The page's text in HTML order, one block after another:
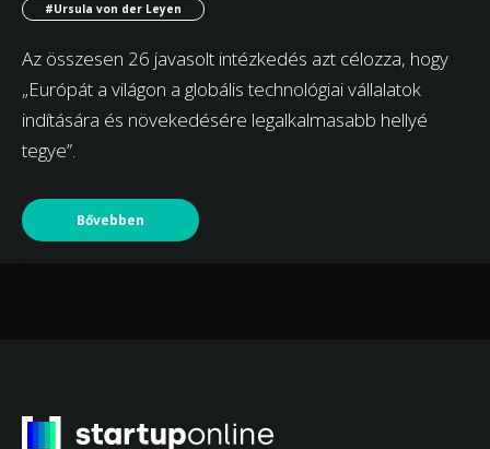
#Ursula von der Leyen
Az összesen 26 javasolt intézkedés azt célozza, hogy
„Európát a világon a globális technológiai vállalatok
indítására és növekedésére legalkalmasabb hellyé
tegye”.
Bővebben